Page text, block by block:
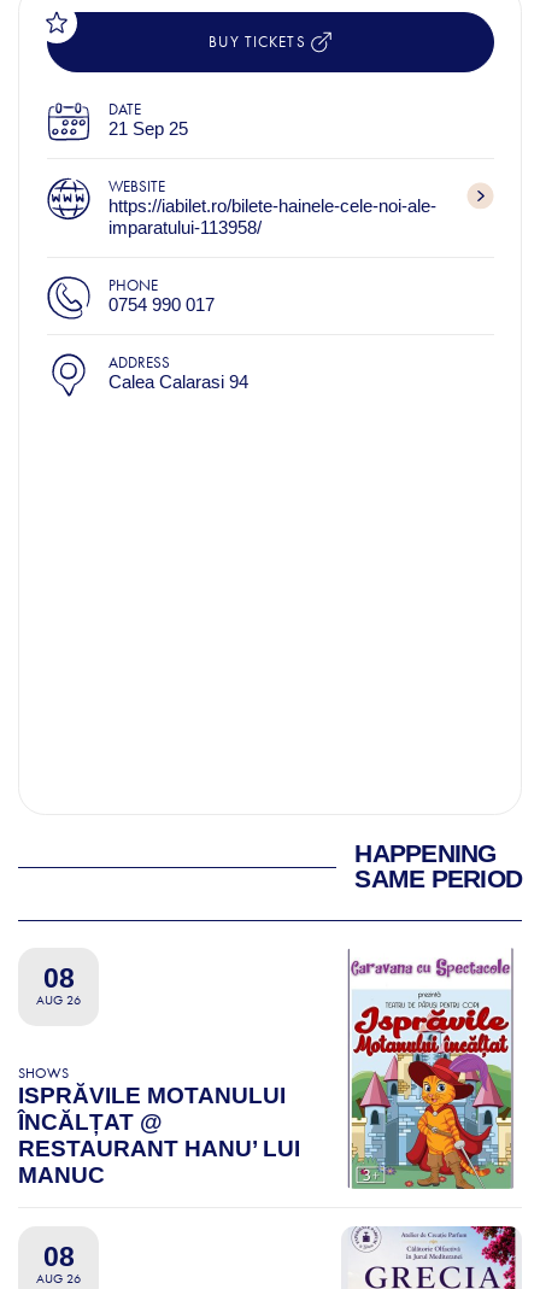
BUY TICKETS
DATE
21 Sep 25
WEBSITE
https://iabilet.ro/bilete-hainele-cele-noi-ale-
imparatului-113958/
PHONE
0754 990 017
ADDRESS
Calea Calarasi 94
HAPPENING
SAME PERIOD
08
AUG 26
SHOWS
ISPRĂVILE MOTANULUI
ÎNCĂLȚAT @
RESTAURANT HANU’ LUI
MANUC
08
AUG 26